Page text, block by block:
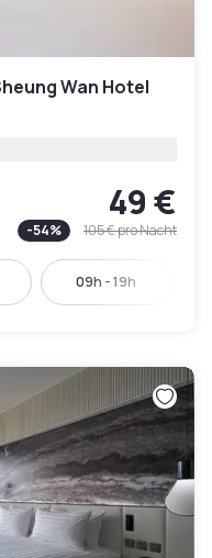
Wan Hotel
49 €
-54% 105 €pro Nacht
09h - 19h